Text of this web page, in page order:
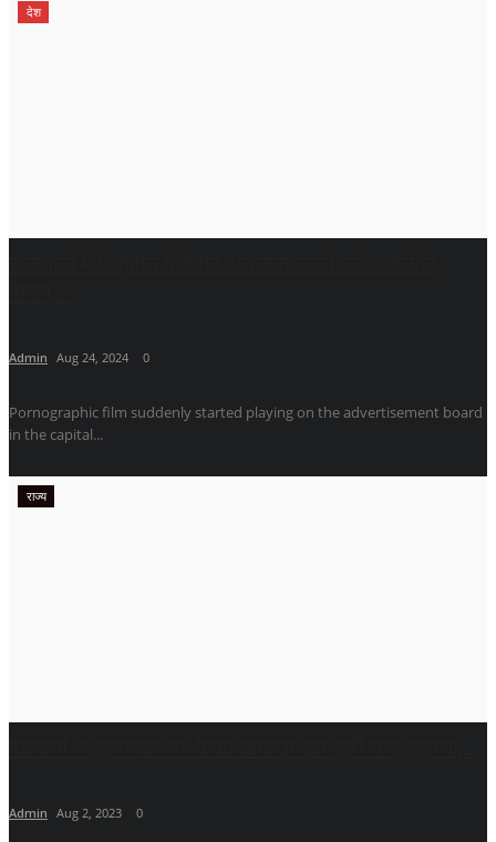
देश
Admin Aug 24, 2024 0
Pornographic film suddenly started playing on the advertisement board
in the capital...
राज्य
Admin Aug 2, 2023 0